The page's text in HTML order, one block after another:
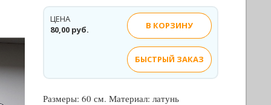
80,00 руб.
ЦЕНА
В КОРЗИНУ
БЫСТРЫЙ ЗАКАЗ
Размеры: 60 см. Материал: латунь